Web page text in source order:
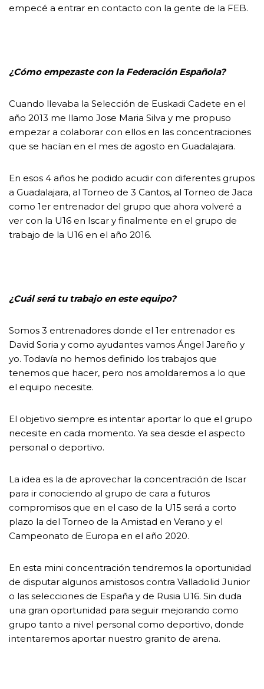
empecé a entrar en contacto con la gente de la FEB.
¿Cómo empezaste con la Federación Española?
Cuando llevaba la Selección de Euskadi Cadete en el
año 2013 me llamo Jose Maria Silva y me propuso
empezar a colaborar con ellos en las concentraciones
que se hacían en el mes de agosto en Guadalajara.
En esos 4 años he podido acudir con diferentes grupos
a Guadalajara, al Torneo de 3 Cantos, al Torneo de Jaca
como 1er entrenador del grupo que ahora volveré a
ver con la U16 en Iscar y finalmente en el grupo de
trabajo de la U16 en el año 2016.
¿Cuál será tu trabajo en este equipo?
Somos 3 entrenadores donde el 1er entrenador es
David Soria y como ayudantes vamos Ángel Jareño y
yo. Todavía no hemos definido los trabajos que
tenemos que hacer, pero nos amoldaremos a lo que
el equipo necesite.
El objetivo siempre es intentar aportar lo que el grupo
necesite en cada momento. Ya sea desde el aspecto
personal o deportivo.
La idea es la de aprovechar la concentración de Iscar
para ir conociendo al grupo de cara a futuros
compromisos que en el caso de la U15 será a corto
plazo la del Torneo de la Amistad en Verano y el
Campeonato de Europa en el año 2020.
En esta mini concentración tendremos la oportunidad
de disputar algunos amistosos contra Valladolid Junior
o las selecciones de España y de Rusia U16. Sin duda
una gran oportunidad para seguir mejorando como
grupo tanto a nivel personal como deportivo, donde
intentaremos aportar nuestro granito de arena.